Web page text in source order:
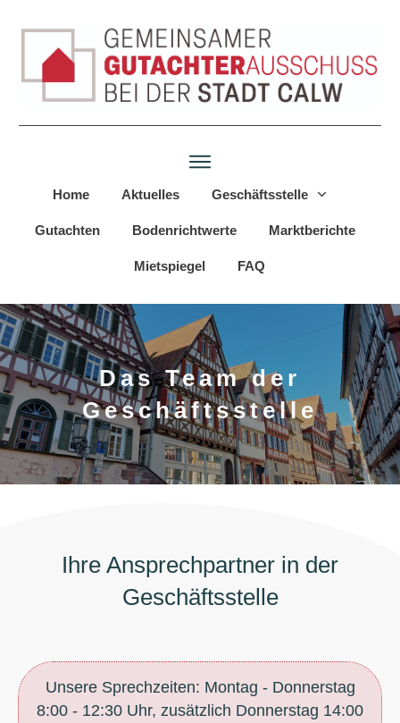
Home Aktuelles Geschäftsstelle
Gutachten Bodenrichtwerte Marktberichte
Mietspiegel FAQ
Das Team der
Geschäftsstelle
Ihre Ansprechpartner in der
Geschäftsstelle
Unsere Sprechzeiten: Montag - Donnerstag
8:00 - 12:30 Uhr, zusätzlich Donnerstag 14:00